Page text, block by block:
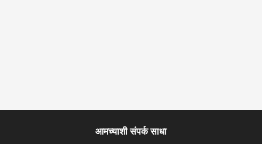
आमच्याशी संपर्क साधा